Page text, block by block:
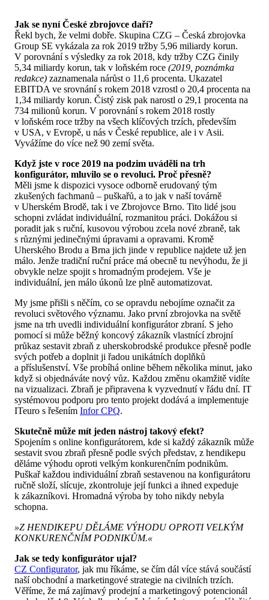
Jak se nyní České zbrojovce daří?
Řekl bych, že velmi dobře. Skupina CZG – Česká zbrojovka
Group SE vykázala za rok 2019 tržby 5,96 miliardy korun.
V porovnání s výsledky za rok 2018, kdy tržby CZG činily
5,34 miliardy korun, tak v loňském roce (2019, poznámka
redakce) zaznamenala nárůst o 11,6 procenta. Ukazatel
EBITDA ve srovnání s rokem 2018 vzrostl o 20,4 procenta na
1,34 miliardy korun. Čistý zisk pak narostl o 29,1 procenta na
734 milionů korun. V porovnání s rokem 2018 rostly
v loňském roce tržby na všech klíčových trzích, především
v USA, v Evropě, u nás v České republice, ale i v Asii.
Vyvážíme do více než 90 zemí světa.
Když jste v roce 2019 na podzim uváděli na trh
konfigurátor, mluvilo se o revoluci. Proč přesně?
Měli jsme k dispozici vysoce odborně erudovaný tým
zkušených fachmanů – puškařů, a to jak v naší továrně
v Uherském Brodě, tak i ve Zbrojovce Brno. Tito lidé jsou
schopni zvládat individuální, rozmanitou práci. Dokážou si
poradit jak s ruční, kusovou výrobou zcela nové zbraně, tak
s různými jedinečnými úpravami a opravami. Kromě
Uherského Brodu a Brna jich jinde v republice najdete už jen
málo. Jenže tradiční ruční práce má obecně tu nevýhodu, že ji
obvykle nelze spojit s hromadným prodejem. Vše je
individuální, jen málo úkonů lze plně automatizovat.
My jsme přišli s něčím, co se opravdu nebojíme označit za
revoluci světového významu. Jako první zbrojovka na světě
jsme na trh uvedli individuální konfigurátor zbraní. S jeho
pomocí si může běžný koncový zákazník vlastnící zbrojní
průkaz sestavit zbraň z uherskobrodské produkce přesně podle
svých potřeb a doplnit ji řadou unikátních doplňků
a příslušenství. Vše probíhá online během několika minut, jako
když si objednáváte nový vůz. Každou změnu okamžitě vidíte
na vizualizaci. Zbraň je připravena k vyzvednutí v řádu dní. IT
systémovou podporu pro tento projekt dodává a implementuje
ITeuro s řešením Infor CPQ.
Skutečně může mít jeden nástroj takový efekt?
Spojením s online konfigurátorem, kde si každý zákazník může
sestavit svou zbraň přesně podle svých představ, z hendikepu
děláme výhodu oproti velkým konkurenčním podnikům.
Puškař každou individuální zbraň sestavenou na konfigurátoru
ručně složí, slícuje, zkontroluje její funkci a ihned expeduje
k zákazníkovi. Hromadná výroba by toho nikdy nebyla
schopna.
»Z HENDIKEPU DĚLÁME VÝHODU OPROTI VELKÝM
KONKURENČNÍM PODNIKŮM.«
Jak se tedy konfigurátor ujal?
CZ Configurator, jak mu říkáme, se čím dál více stává součástí
naší obchodní a marketingové strategie na civilních trzích.
Věříme, že má zajímavý prodejní a marketingový potencionál